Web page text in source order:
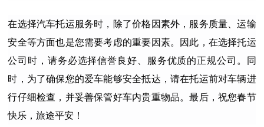
在选择汽车托运服务时，除了价格因素外，服务质量、运输
安全等方面也是您需要考虑的重要因素。因此，在选择托运
公司时，请务必选择信誉良好、服务优质的正规公司。同
时，为了确保您的爱车能够安全抵达，请在托运前对车辆进
行仔细检查，并妥善保管好车内贵重物品。最后，祝您春节
快乐，旅途平安！